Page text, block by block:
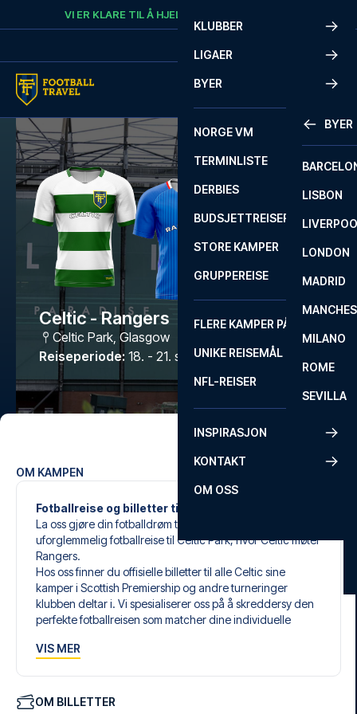
Skip to contentVI ER KLARE TIL Å HJELPE
KLUBBER
LIGAER
BYER
BYER
LISBON
LONDON
MADRID
MILANO
ROME
SEVILLA
NORGE VM
TERMINLISTE
DERBIES
BUDSJETTREISER
STORE KAMPER
GRUPPEREISE
FLERE KAMPER PÅ ÉN REISE
UNIKE REISEMÅL
NFL-REISER
INSPIRASJON
KONTAKT
OM OSS
Celtic - Rangers
Celtic Park, Glasgow
Reiseperiode: 18. - 21. sep. 2026
OM KAMPEN
Fotballreise og billetter til Celtic mot Rangers
La oss gjøre din fotballdrøm til virkelighet med en
uforglemmelig fotballreise til Celtic Park, hvor Celtic møter
Rangers.
Hos oss finner du offisielle billetter til alle Celtic sine
kamper i Scottish Premiership og andre turneringer
klubben deltar i. Vi spesialiserer oss på å skreddersy den
perfekte fotballreisen som matcher dine individuelle
Våre skreddersydde fotballreiser til Celtic er laget for å gi
blant et bredt utvalg av fotballbilletter, nøye utvalgte
VIS MER
OM BILLETTER